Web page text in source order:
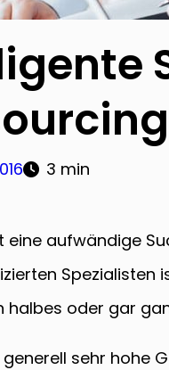
3 min
eine aufwändige
Spezialisten
halbes oder gar
sehr hohe